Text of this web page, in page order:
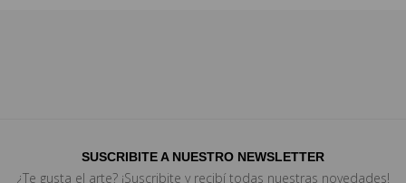
SUSCRIBITE A NUESTRO NEWSLETTER
¿Te gusta el arte? ¡Suscribite y recibí todas nuestras novedades!